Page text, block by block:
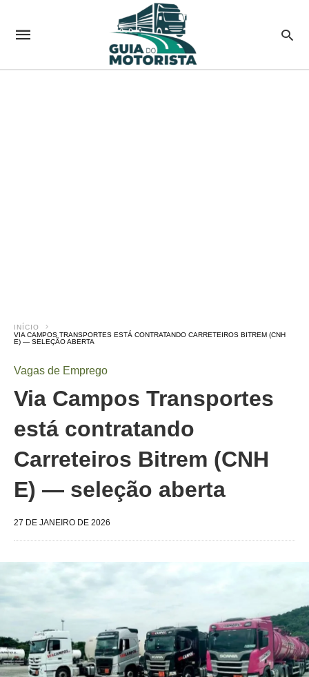
INÍCIO
VIA CAMPOS TRANSPORTES ESTÁ CONTRATANDO CARRETEIROS BITREM (CNH
E) — SELEÇÃO ABERTA
Vagas de Emprego
Via Campos Transportes
está contratando
Carreteiros Bitrem (CNH
E) — seleção aberta
27 DE JANEIRO DE 2026